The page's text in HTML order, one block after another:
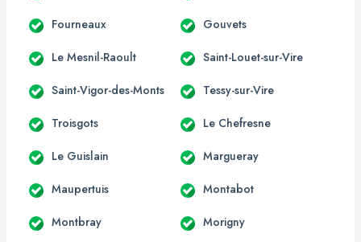
Fourneaux Gouvets
Le Mesnil-Raoult Saint-Louet-sur-Vire
Saint-Vigor-des-Monts Tessy-sur-Vire
Troisgots Le Chefresne
Le Guislain Margueray
Maupertuis Montabot
Montbray Morigny